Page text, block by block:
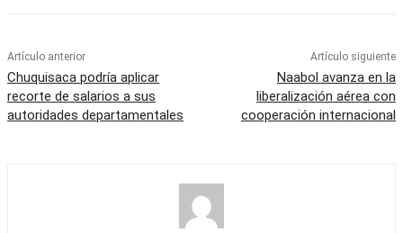
Artículo anterior
Chuquisaca podría aplicar
recorte de salarios a sus
autoridades departamentales
Artículo siguiente
Naabol avanza en la
liberalización aérea con
cooperación internacional